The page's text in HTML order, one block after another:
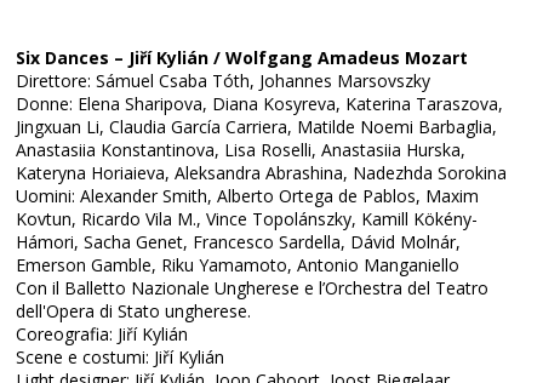
Six Dances – Jiří Kylián / Wolfgang Amadeus Mozart
Direttore: Sámuel Csaba Tóth, Johannes Marsovszky
Donne: Elena Sharipova, Diana Kosyreva, Katerina Taraszova,
Jingxuan Li, Claudia García Carriera, Matilde Noemi Barbaglia,
Anastasiia Konstantinova, Lisa Roselli, Anastasiia Hurska,
Kateryna Horiaieva, Aleksandra Abrashina, Nadezhda Sorokina
Uomini: Alexander Smith, Alberto Ortega de Pablos, Maxim
Kovtun, Ricardo Vila M., Vince Topolánszky, Kamill Kökény-
Hámori, Sacha Genet, Francesco Sardella, Dávid Molnár,
Emerson Gamble, Riku Yamamoto, Antonio Manganiello
Con il Balletto Nazionale Ungherese e l’Orchestra del Teatro
dell'Opera di Stato ungherese.
Coreografia: Jiří Kylián
Scene e costumi: Jiří Kylián